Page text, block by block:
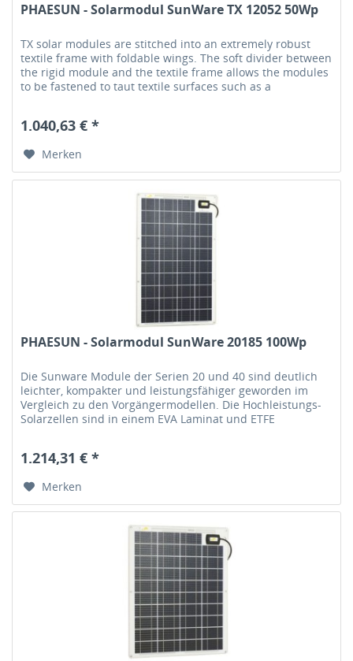
PHAESUN - Solarmodul SunWare TX 12052 50Wp
TX solar modules are stitched into an extremely robust
textile frame with foldable wings. The soft divider between
the rigid module and the textile frame allows the modules
to be fastened to taut textile surfaces such as a
1.040,63 € *
Merken
PHAESUN - Solarmodul SunWare 20185 100Wp
Die Sunware Module der Serien 20 und 40 sind deutlich
leichter, kompakter und leistungsfähiger geworden im
Vergleich zu den Vorgängermodellen. Die Hochleistungs-
Solarzellen sind in einem EVA Laminat und ETFE
1.214,31 € *
Merken